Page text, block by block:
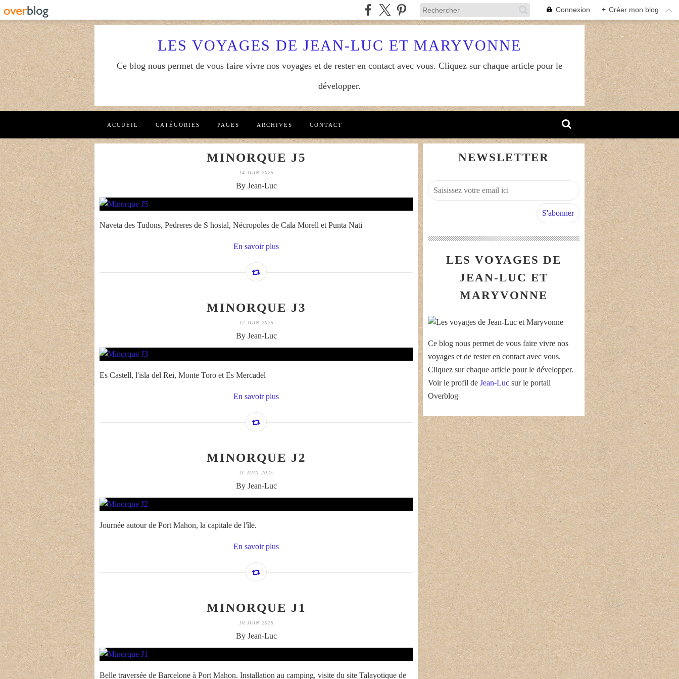
Connexion + Créer mon blog
LES VOYAGES DE JEAN-LUC ET MARYVONNE
Ce blog nous permet de vous faire vivre nos voyages et de rester en contact avec vous. Cliquez sur chaque article pour le
développer.
ACCUEIL CATÉGORIES PAGES ARCHIVES CONTACT
MINORQUE J5
14 JUIN 2025
By Jean-Luc
Naveta des Tudons, Pedreres de S hostal, Nécropoles de Cala Morell et Punta Nati
En savoir plus
MINORQUE J3
12 JUIN 2025
By Jean-Luc
Es Castell, l'isla del Rei, Monte Toro et Es Mercadel
En savoir plus
MINORQUE J2
11 JUIN 2025
By Jean-Luc
Journée autour de Port Mahon, la capitale de l'île.
En savoir plus
MINORQUE J1
10 JUIN 2025
By Jean-Luc
Belle traversée de Barcelone à Port Mahon. Installation au camping, visite du site Talayotique de
NEWSLETTER
LES VOYAGES DE
JEAN-LUC ET
MARYVONNE
Ce blog nous permet de vous faire vivre nos
voyages et de rester en contact avec vous.
Cliquez sur chaque article pour le développer.
Voir le profil de Jean-Luc sur le portail
Overblog